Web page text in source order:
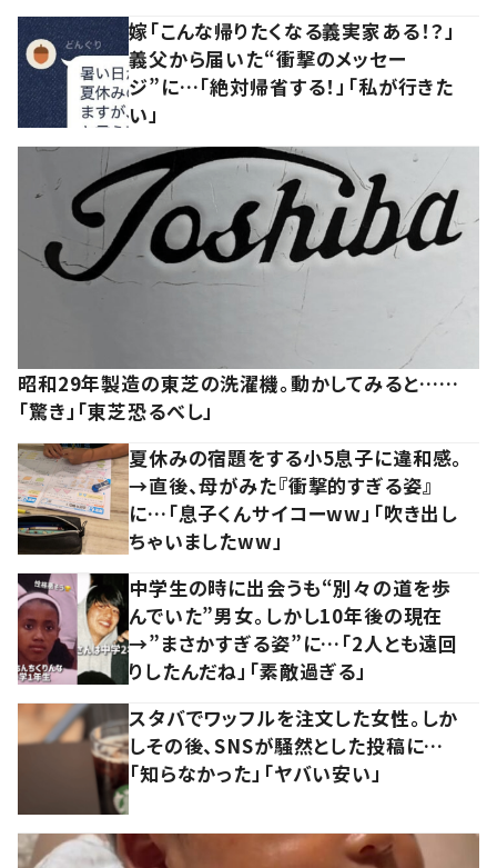
嫁「こんな帰りたくなる義実家ある！？」
義父から届いた“衝撃のメッセー
ジ”に…「絶対帰省する！」「私が行きた
い」
昭和29年製造の東芝の洗濯機。動かしてみると……
「驚き」「東芝恐るべし」
夏休みの宿題をする小5息子に違和感。
→直後、母がみた『衝撃的すぎる姿』
に…「息子くんサイコーww」「吹き出し
ちゃいましたww」
中学生の時に出会うも“別々の道を歩
んでいた”男女。しかし10年後の現在
→”まさかすぎる姿”に…「2人とも遠回
りしたんだね」「素敵過ぎる」
スタバでワッフルを注文した女性。しか
しその後、SNSが騒然とした投稿に…
「知らなかった」「ヤバい安い」